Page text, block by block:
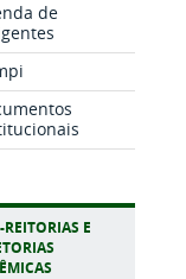
de
REITORIAS E